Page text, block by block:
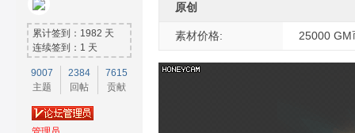
累计签到：1982 天
连续签到：1 天
9007
主题
2384
回帖
7615
贡献
原创
素材价格: 25000 GM